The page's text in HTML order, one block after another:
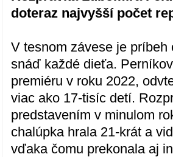
doteraz najvyšší počet
V tesnom závese je
snáď každé dieťa.
premiéru v roku 2022,
viac ako 17-tisíc detí.
predstavením v minulom
chalúpka hrala 21-krát a
vďaka čomu prekonala aj